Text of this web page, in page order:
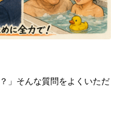
」そんな質問をよくいただ